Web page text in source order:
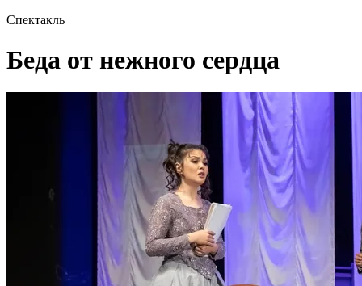
Спектакль
Беда от нежного сердца